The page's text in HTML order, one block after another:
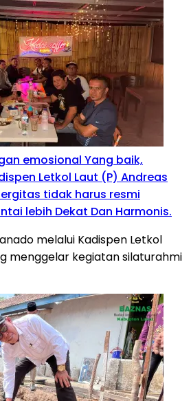
emosional Yang baik,
Letkol Laut (P) Andreas
tidak harus resmi
lebih Dekat Dan Harmonis.
melalui Kadispen Letkol
menggelar kegiatan silaturahmi